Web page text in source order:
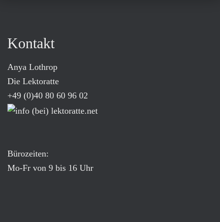
Kontakt
Anya Lothrop
Die Lektoratte
+49 (0)40 80 60 96 02
Bürozeiten:
Mo-Fr von 9 bis 16 Uhr